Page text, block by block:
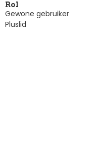
Rol
Gewone gebruiker
Pluslid